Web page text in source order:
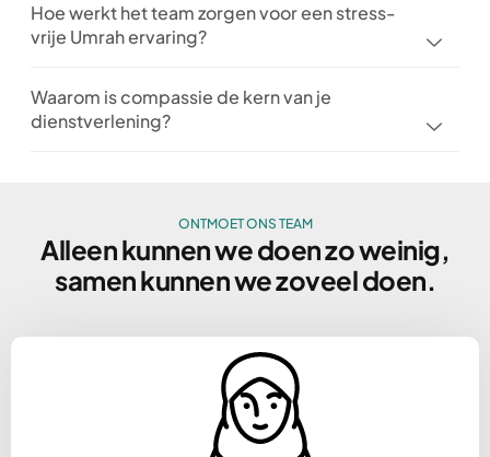
Hoe werkt het team zorgen voor een stress-
vrije Umrah ervaring?
Waarom is compassie de kern van je
dienstverlening?
ONTMOET ONS TEAM
Alleen kunnen we doen zo weinig,
samen kunnen we zoveel doen.